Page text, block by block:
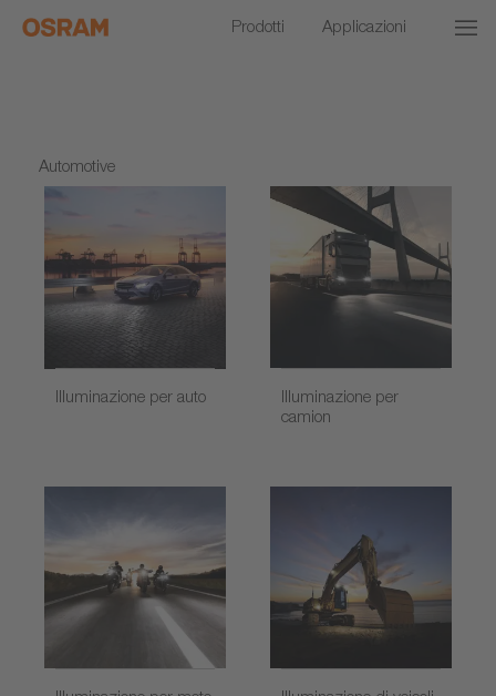
Prodotti Applicazioni
Automotive
Illuminazione per auto
Illuminazione per
camion